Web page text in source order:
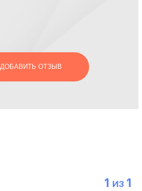
ДОБАВИТЬ ОТЗЫВ
1 ИЗ 1